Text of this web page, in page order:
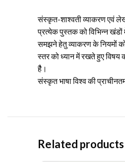
संस्कृत-शाश्वती व्याकरण एवं
प्रत्येक पुस्तक को विभिन्न खंडों
समझने हेतु व्याकरण के नियमों को
स्तर को ध्यान में रखते हुए विषय
हैै।
संस्कृत भाषा विश्व की
Related products